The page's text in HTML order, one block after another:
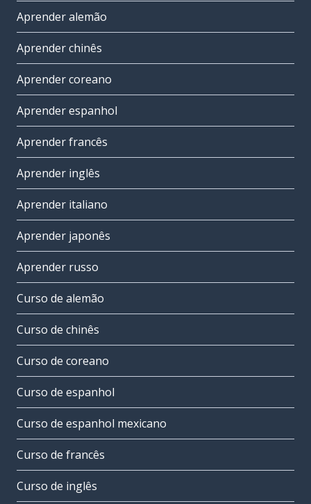
Aprender alemão
Aprender chinês
Aprender coreano
Aprender espanhol
Aprender francês
Aprender inglês
Aprender italiano
Aprender japonês
Aprender russo
Curso de alemão
Curso de chinês
Curso de coreano
Curso de espanhol
Curso de espanhol mexicano
Curso de francês
Curso de inglês